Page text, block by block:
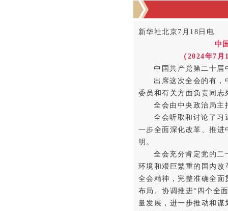
新华社北京7月18日电
中
（2024年7
中国共产党第二十届
出席这次全会的有，
委员和有关方面负责同
全会由中央政治局主
全会听取和讨论了习
一步全面深化改革、推
明。
全会充分肯定党的二
环境和艰巨繁重的国内
全会精神，完整准确全
布局、协调推进“四个全
量发展，进一步推动和